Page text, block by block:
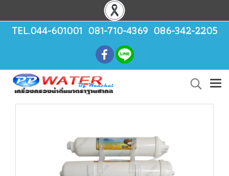
TEL.044-601001 081-710-4369 086-342-2205